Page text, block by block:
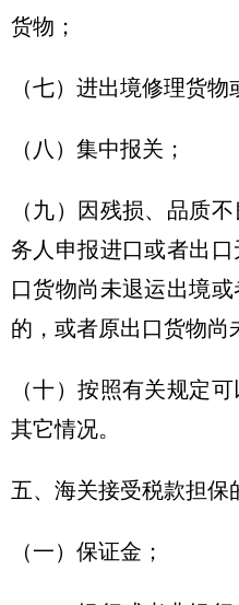
货物；
（七）进出境修理货物
（八）集中报关；
（九）因残损、品质
务人申报进口或者出
口货物尚未退运出境
的，或者原出口货物尚
（十）按照有关规定
其它情况。
五、海关接受税款担保
（一）保证金；